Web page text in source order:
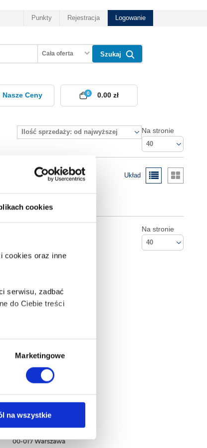
cookies
cookies oraz inne
serwisu, zadbać
do Ciebie treści
takie, które wymagają
Marketingowe
na wszystkie
Punkty Rejestracja Logowanie
Cała oferta Szukaj
Nasze Ceny 0
0.00 zł
Ilość sprzedaży: od najwyższej Na stronie
40
Układ
Na stronie
40
Empik S.A
00-017 Warszawa